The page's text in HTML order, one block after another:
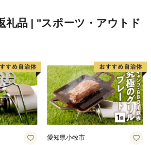
礼品 | "スポーツ・アウトド
愛知県小牧市